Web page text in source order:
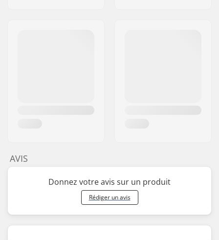
AVIS
Donnez votre avis sur un produit
Rédiger un avis